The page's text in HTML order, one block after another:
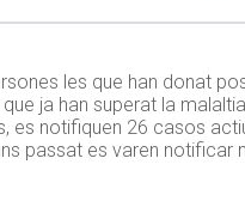
les que han donat
ja han superat la
notifiquen 26 casos
passat es varen notificar